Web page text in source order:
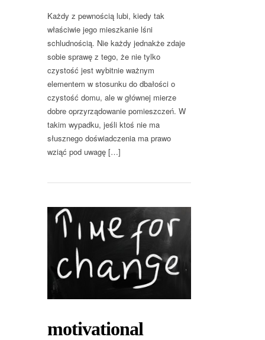
Każdy z pewnością lubi, kiedy tak
właściwie jego mieszkanie lśni
schludnością. Nie każdy jednakże zdaje
sobie sprawę z tego, że nie tylko
czystość jest wybitnie ważnym
elementem w stosunku do dbałości o
czystość domu, ale w głównej mierze
dobre oprzyrządowanie pomieszczeń. W
takim wypadku, jeśli ktoś nie ma
słusznego doświadczenia ma prawo
wziąć pod uwagę […]
motivational